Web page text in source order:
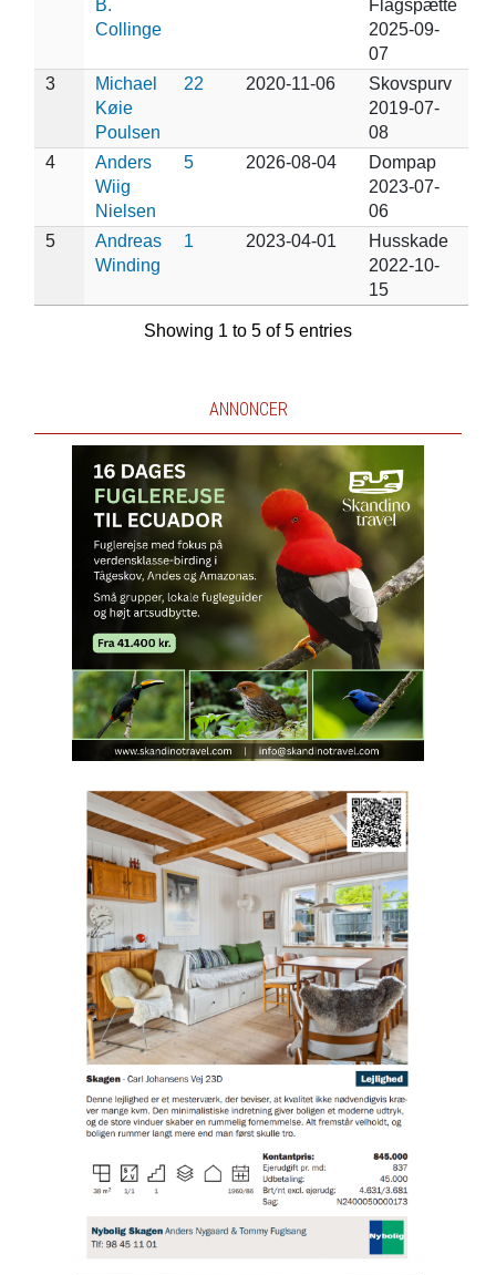
B.
Collinge
Flagspætte
2025-09-
07
3
Michael
Køie
Poulsen
22 2020-11-06
Skovspurv
2019-07-
08
4
Anders
Wiig
Nielsen
5 2026-08-04
Dompap
2023-07-
06
5
Andreas
Winding
1 2023-04-01
Husskade
2022-10-
15
Showing 1 to 5 of 5 entries
ANNONCER